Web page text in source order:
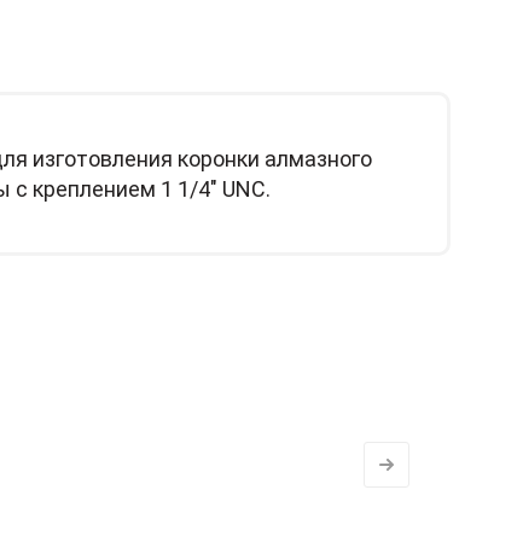
изготовления коронки алмазного
креплением 1 1/4" UNC.